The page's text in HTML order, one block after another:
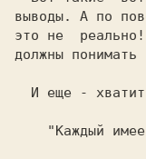
выводы. А по
это не
должны